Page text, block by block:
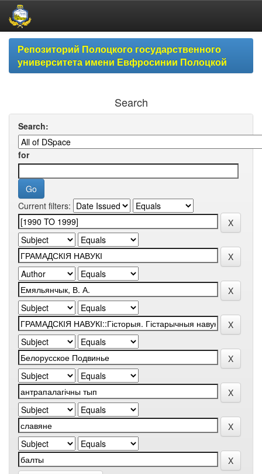
Skip
navigationРепозиторий Полоцкого государственного
университета имени Евфросинии Полоцкой
Search
Search:
for
Current filters: